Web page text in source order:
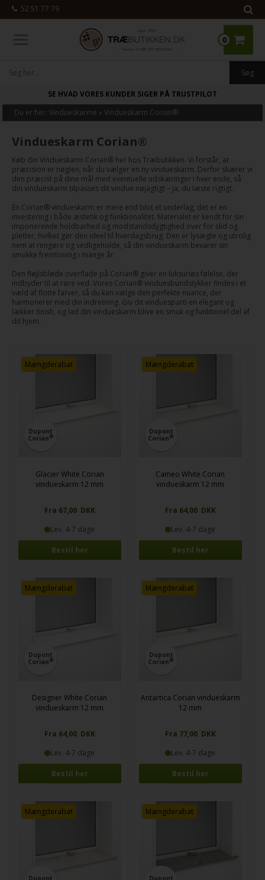
52 51 77 79
0
SE HVAD VORES KUNDER SIGER PÅ TRUSTPILOT
Du er her:Vindueskarme »Vindueskarm Corian®
Vindueskarm Corian®
Køb din Vindueskarm Corian® her hos Træbutikken. Vi forstår, at
præcision er nøglen, når du vælger en ny vindueskarm. Derfor skærer vi
den præcist på dine mål med eventuelle udskæringer i hver ende, så
din vindueskarm tilpasses dit vindue nøjagtigt – ja, du læste rigtigt.
En Corian® vindueskarm er mere end blot et underlag; det er en
investering i både æstetik og funktionalitet. Materialet er kendt for sin
imponerende holdbarhed og modstandsdygtighed over for slid og
pletter, hvilket gør den ideel til hverdagsbrug. Den er lysægte og utrolig
nem at rengøre og vedligeholde, så din vindueskarm bevarer sin
smukke fremtoning i mange år.
Den fløjlsbløde overflade på Corian® giver en luksuriøs følelse, der
indbyder til at røre ved. Vores Corian® vinduesbundstykker findes i et
væld af flotte farver, så du kan vælge den perfekte nuance, der
harmonerer med din indretning. Giv dit vinduesparti en elegant og
lækker finish, og lad din vindueskarm blive en smuk og funktionel del af
dit hjem.
Dupont
Corian®
Mængderabat
Glacier White Corian
vindueskarm 12 mm
Fra 67,00 DKK
Lev. 4-7 dage
Bestil her
Dupont
Corian®
Mængderabat
Cameo White Corian
vindueskarm 12 mm
Fra 64,00 DKK
Lev. 4-7 dage
Bestil her
Dupont
Corian®
Mængderabat
Designer White Corian
vindueskarm 12 mm
Fra 64,00 DKK
Lev. 4-7 dage
Bestil her
Dupont
Corian®
Mængderabat
Antartica Corian vindueskarm
12 mm
Fra 77,00 DKK
Lev. 4-7 dage
Bestil her
Mængderabat Mængderabat